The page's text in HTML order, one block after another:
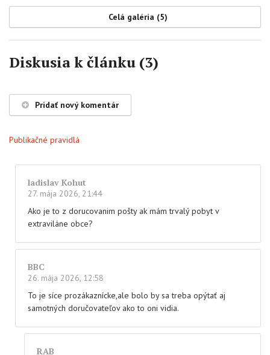
Celá galéria (5)
Diskusia k článku (3)
Pridať nový komentár
Publikačné pravidlá
ladislav Kohut
27. mája 2026, 21:44
Ako je to z dorucovanim pošty ak mám trvalý pobyt v
extraviláne obce?
BBC
26. mája 2026, 12:58
To je síce prozákaznícke,ale bolo by sa treba opýtať aj
samotných doručovateľov ako to oni vidia.
RAB